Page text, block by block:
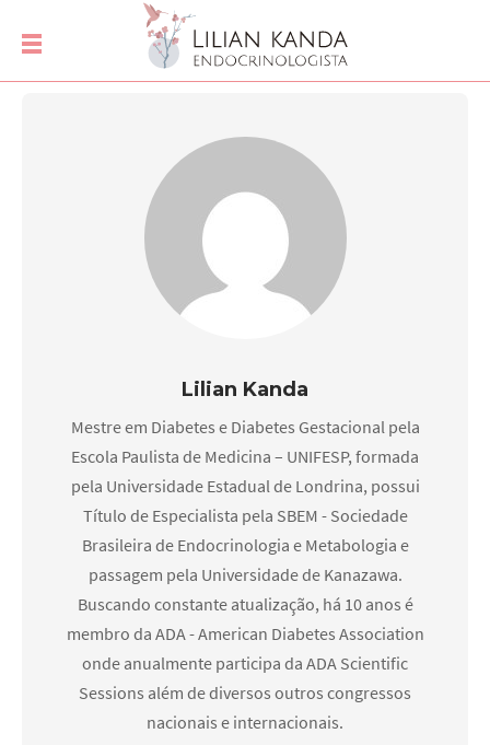
Lilian Kanda
Mestre em Diabetes e Diabetes Gestacional pela
Escola Paulista de Medicina – UNIFESP, formada
pela Universidade Estadual de Londrina, possui
Título de Especialista pela SBEM - Sociedade
Brasileira de Endocrinologia e Metabologia e
passagem pela Universidade de Kanazawa.
Buscando constante atualização, há 10 anos é
membro da ADA - American Diabetes Association
onde anualmente participa da ADA Scientific
Sessions além de diversos outros congressos
nacionais e internacionais.